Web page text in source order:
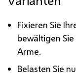
Fixieren Sie
bewältigen
Arme.
Belasten Sie